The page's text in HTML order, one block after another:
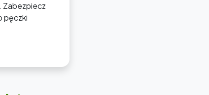
Zabezpiecz
pęczki